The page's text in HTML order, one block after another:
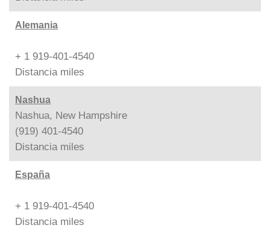
Alemania
+ 1 919-401-4540
Distancia miles
Nashua
Nashua, New Hampshire
(919) 401-4540
Distancia miles
España
+ 1 919-401-4540
Distancia miles